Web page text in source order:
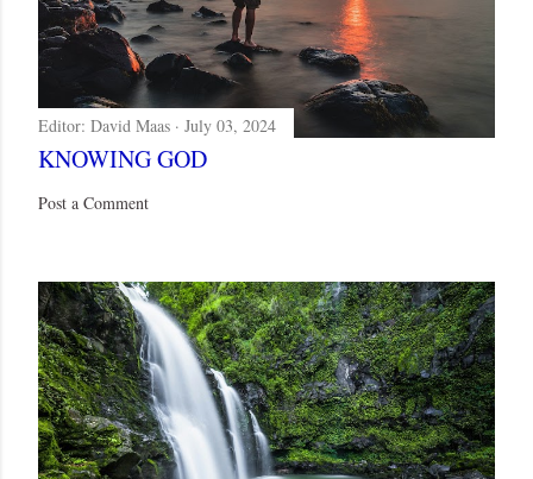
Editor: David Maas July 03, 2024
KNOWING GOD
Post a Comment